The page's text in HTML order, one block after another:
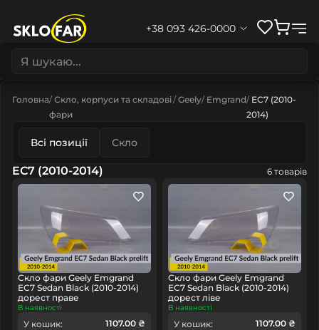
+38 093 426-0000
Головна Скло, корпуси та складові
фари
Geely Emgrand EC7 (2010-
2014)
Всі позиції Скло
EC7 (2010-2014) 6 товарів
Скло фари Geely Emgrand
EC7 Sedan Black (2010-2014)
дорест праве
В наявності
У кошик: 1107.00 ₴
Скло фари Geely Emgrand
EC7 Sedan Black (2010-2014)
дорест ліве
В наявності
У кошик: 1107.00 ₴